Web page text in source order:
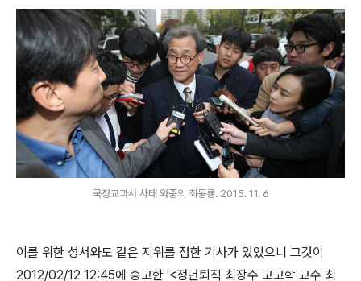
국정교과서 사태 와중의 최몽룡. 2015. 11. 6
이를 위한 성서와도 같은 지위를 점한 기사가 있었으니 그것이
2012/02/12 12:45에 송고한 '<정년퇴직 최장수 고고학 교수 최